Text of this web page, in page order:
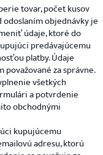
tovar, počet kusov
odoslaním objednávky je
údaje, ktoré do
predávajúcemu
platby. Údaje
za správne.
všetkých
a potvrdenie
obchodnými
kupujúcemu
adresu, ktorú